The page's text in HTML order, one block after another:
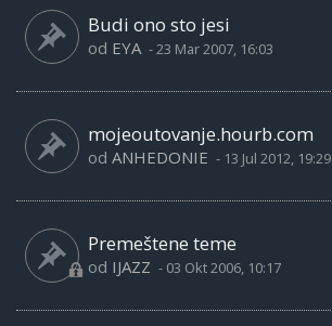
Budi ono sto jesi
od EYA -23 Mar 2007, 16:03
mojeoutovanje.hourb.com
od ANHEDONIE - 13 Jul 2012, 19:29
Premeštene teme
od IJAZZ - 03 Okt 2006, 10:17